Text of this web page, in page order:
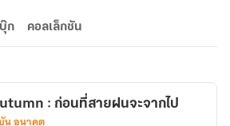
ก คอลเล็กชัน
: ก่อนที่สายฝนจะจากไป
น อนาคต